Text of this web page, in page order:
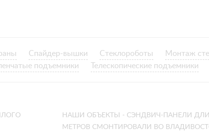
Спайдер-вышки Стеклороботы Монтаж
подъемники
Телескопические подъемники
НАШИ ОБЪЕКТЫ - СЭНДВИЧ-ПАНЕЛИ
МЕТРОВ СМОНТИРОВАЛИ ВО